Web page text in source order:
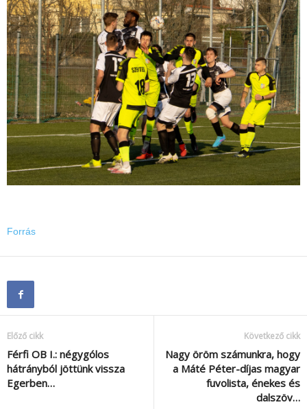
Forrás
Előző cikk
Férfi OB I.: négygólos
hátrányból jöttünk vissza
Egerben…
Következő cikk
Nagy öröm számunkra, hogy
a Máté Péter-díjas magyar
fuvolista, énekes és
dalszöv…